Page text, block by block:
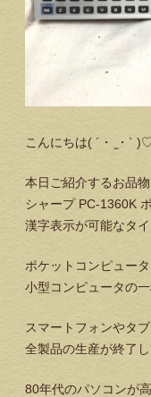
こんにちは( ´・ ̫・`
本日ご紹介するお品物
シャープ PC-1360K
漢字表示が可能なタイ
ポケットコンピュー
小型コンピュータの
スマートフォンやタ
全製品の生産が終了し
80年代のパソコンが